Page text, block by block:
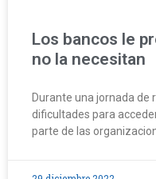
Los bancos le
no la necesitan
Durante una jornada de
dificultades para
parte de las